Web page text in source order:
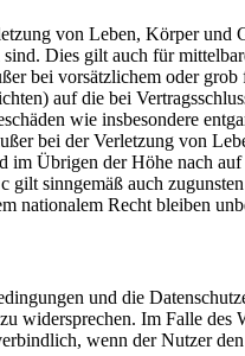
von Leben, Körper
Dies gilt auch für
bei vorsätzlichem oder
auf die bei
wie insbesondere
bei der Verletzung von
im Übrigen der Höhe nach
gilt sinngemäß auch
nationalem Recht bleiben
und die
widersprechen. Im Falle
wenn der Nutzer